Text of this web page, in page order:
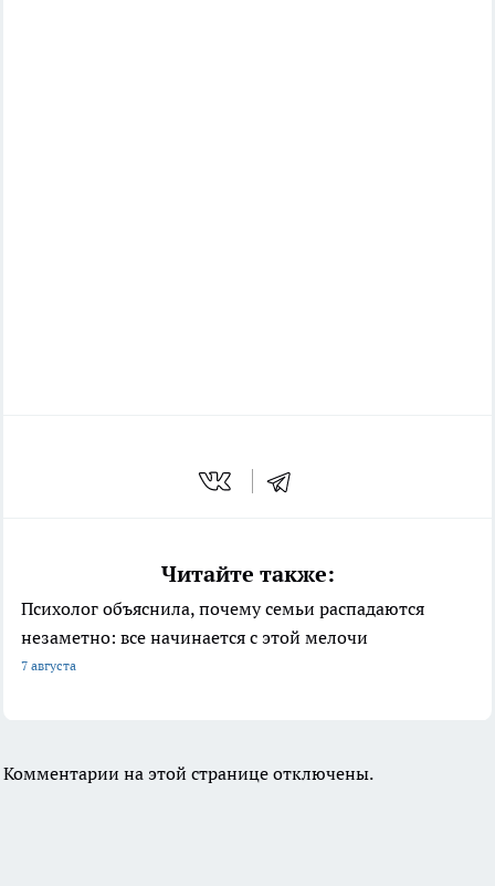
Читайте также:
Психолог объяснила, почему семьи распадаются
незаметно: все начинается с этой мелочи
7 августа
Комментарии на этой странице отключены.